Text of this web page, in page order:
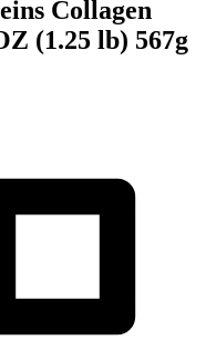
Collagen
(1.25 lb) 567g